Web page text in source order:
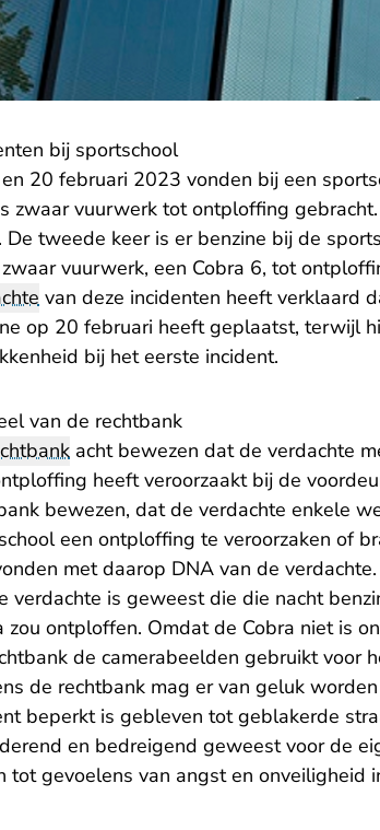
bij sportschool
20 februari 2023 vonden bij een
zwaar vuurwerk tot ontploffing
De tweede keer is er benzine bij de
vuurwerk, een Cobra 6, tot
van deze incidenten heeft verklaard
op 20 februari heeft geplaatst, terwijl
bij het eerste incident.
van de rechtbank
acht bewezen dat de verdachte
heeft veroorzaakt bij de
bewezen, dat de verdachte enkele
een ontploffing te veroorzaken of
met daarop DNA van de
verdachte is geweest die die nacht
zou ontploffen. Omdat de Cobra niet is
de camerabeelden gebruikt voor
de rechtbank mag er van geluk
beperkt is gebleven tot geblakerde
en bedreigend geweest voor de
tot gevoelens van angst en onveiligheid